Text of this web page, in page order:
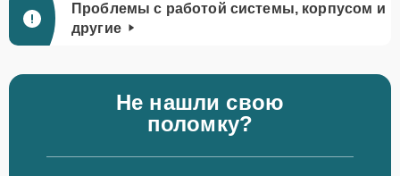
Проблемы с работой системы, корпусом и
другие
Не нашли свою
поломку?